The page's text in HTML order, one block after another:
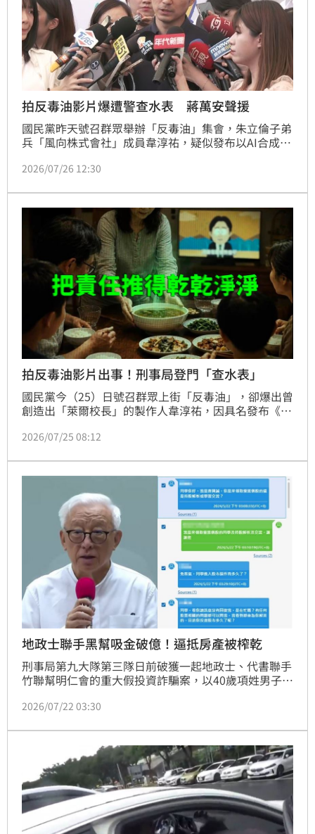
拍反毒油影片爆遭警查水表 蔣萬安聲援
國民黨昨天號召群眾舉辦「反毒油」集會，朱立倫子弟
兵「風向株式會社」成員韋淳祐，疑似發布以AI合成總
舉前往韋住家查案，反被桃園市議員凌濤痛批警方「查
示，「我無法理解這個政府不去解決問題」，不去下架
毒油卻去下架提出質疑的影片。
2026/07/26 12:30
拍反毒油影片出事！刑事局登門「查水表」
國民黨今（25）日號召群眾上街「反毒油」，卻爆出曾
創造出「萊爾校長」的製作人韋淳祐，因具名發布《油
說要將人帶走。直到桃園市議員凌濤將此事公開，刑事
權力當成武器？」，並點名要求刑事局高層說清楚，究
竟是誰下令的！
2026/07/25 08:12
地政士聯手黑幫吸金破億！逼抵房產被榨乾
刑事局第九大隊第三隊日前破獲一起地政士、代書聯手
竹聯幫明仁會的重大假投資詐騙案，以40歲項姓男子為
興誠名義誘騙民眾投資。甚至在被害人資金燃盡時，出
（2024）年發動4波查緝行動，一舉逮捕項嫌、地政士
及代書等共20人，初步清查受害人數高達26人，總吸
金金額竟超過新台幣2.7億元，全案已依法移送地檢署
偵辦。
2026/07/22 03:30